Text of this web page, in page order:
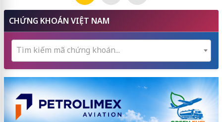
CHỨNG KHOÁN VIỆT NAM
Tìm kiếm mã chứng khoán...